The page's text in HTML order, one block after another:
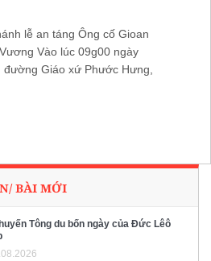
lễ an táng Ông cố Gioan
Vào lúc 09g00 ngày
Giáo xứ Phước Hưng,
BÀI MỚI
Tông du bốn ngày của Đức Lêô